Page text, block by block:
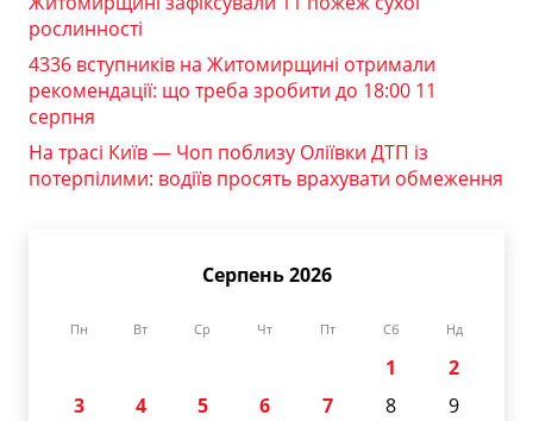
рослинності
4336 вступників на Житомирщині отримали
рекомендації: що треба зробити до 18:00 11
серпня
На трасі Київ — Чоп поблизу Оліївки ДТП із
потерпілими: водіїв просять врахувати обмеження
Серпень 2026
Пн Вт Ср Чт Пт Сб Нд
1
2
3
4 5 6 7 8
9